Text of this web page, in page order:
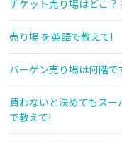
チケット売り場はどこ？
売り場 を英語で教えて!
バーゲン売り場は何階
買わないと決めてもス
で教えて!